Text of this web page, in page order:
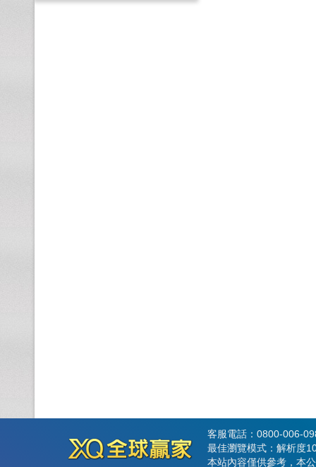
客服電話：0800-006-
最佳瀏覽模式：解析度
本站內容僅供參考，本